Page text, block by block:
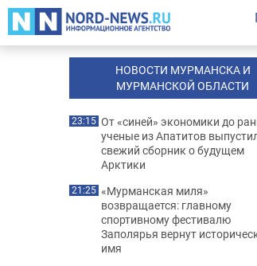
НОВОСТИ МУРМАНСКА И
МУРМАНСКОЙ ОБЛАСТИ
23:15 От «синей» экономики до
ученые из Апатитов
свежий сборник о будущем
Арктики
21:25 «Мурманская миля»
возвращается: главному
спортивному фестивалю
Заполярья вернут
имя